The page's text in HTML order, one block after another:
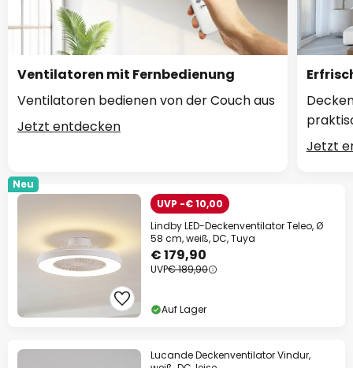
Ventilatoren mit Fernbedienung
Ventilatoren bedienen von der Couch aus
Jetzt entdecken
Jetzt
Neu
UVP -€ 10,00
Lindby LED-Deckenventilator Teleo, Ø
58 cm, weiß, DC, Tuya
€ 179,90
UVP€ 189,90
Auf Lager
Lucande Deckenventilator Vindur,